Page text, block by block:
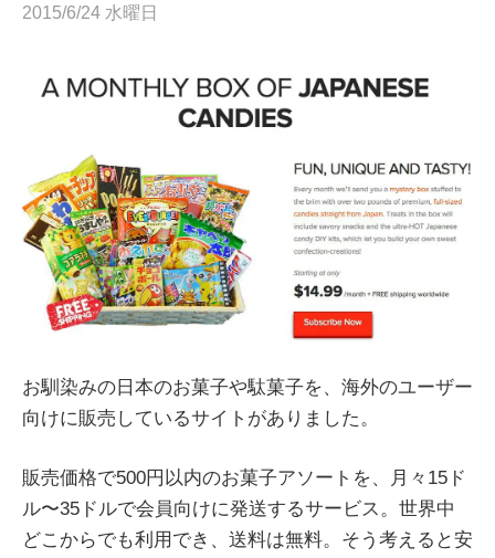
2015/6/24 水曜日
お馴染みの日本のお菓子や駄菓子を、海外のユーザー
向けに販売しているサイトがありました。
販売価格で500円以内のお菓子アソートを、月々15ド
ル〜35ドルで会員向けに発送するサービス。世界中
どこからでも利用でき、送料は無料。そう考えると安